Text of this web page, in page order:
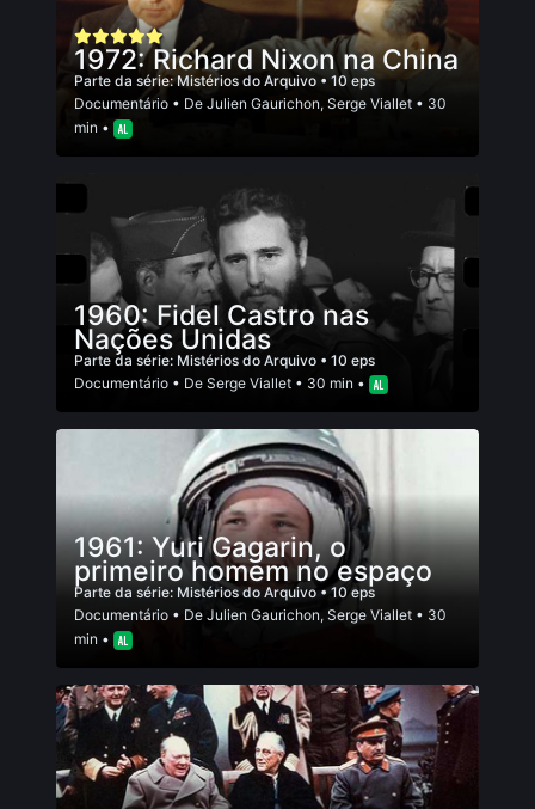
1972: Richard Nixon na China
Parte da série:Mistérios do Arquivo • 10 eps
Documentário • De Julien Gaurichon, Serge Viallet • 30
min •
1960: Fidel Castro nas
Nações Unidas
Parte da série: Mistérios do Arquivo • 10 eps
Documentário • De Serge Viallet • 30 min •
1961: Yuri Gagarin, o
primeiro homem no espaço
Parte da série: Mistérios do Arquivo • 10 eps
Documentário • De Julien Gaurichon, Serge Viallet • 30
min •